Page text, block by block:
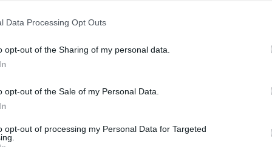
Data Processing Opt Outs
opt-out of the Sharing of my personal data.
opt-out of the Sale of my Personal Data.
opt-out of processing my Personal Data for Targeted
se vuoi, mi rimetterò a te.
avviso.
cosa lunga.
infatti potremmo preferire di fare?
con purezza agli dèi, purezza d'animo
è compreso; non esclude però la purezza del